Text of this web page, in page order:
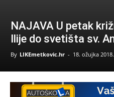
NAJAVA U petak
Ilije do svetišta sv.
By LIKEmetkovic.hr - 18. ožujka 2018.